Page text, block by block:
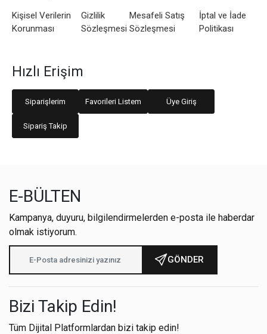
Kişisel Verilerin
Korunması
Gizlilik
Sözleşmesi
Mesafeli Satış
Sözleşmesi
İptal ve İade
Politikası
Hızlı Erişim
Siparişlerim Favorileri Listem Üye Giriş
Sipariş Takip
E-BÜLTEN
Kampanya, duyuru, bilgilendirmelerden e-posta ile haberdar
olmak istiyorum.
GÖNDER
Bizi Takip Edin!
Tüm Dijital Platformlardan bizi takip edin!